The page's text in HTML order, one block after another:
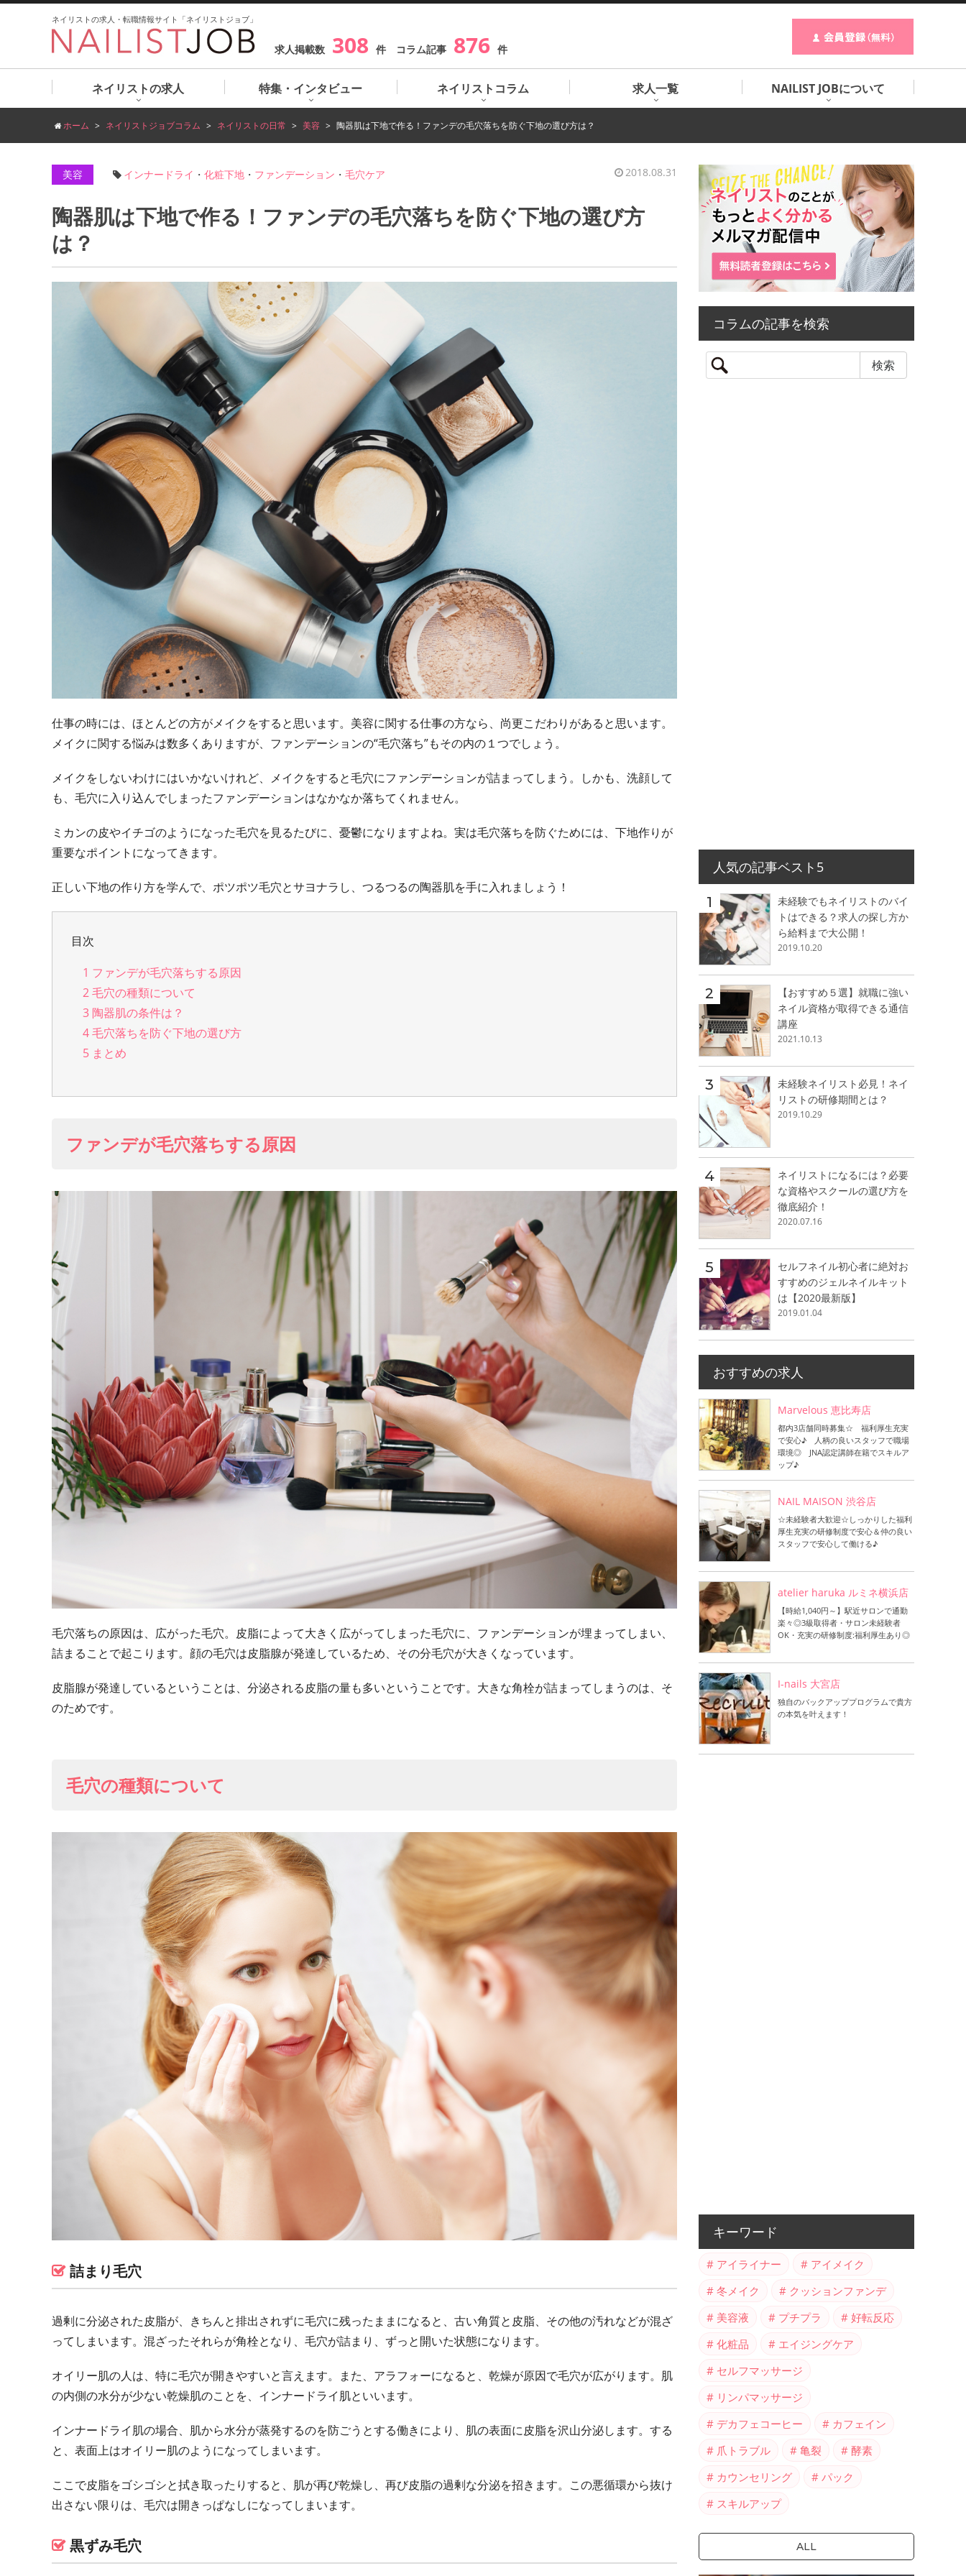
ネイリストの求人・転職情報サイト「ネイリストジョブ」
求人掲載数 308 件 コラム記事 876 件
ネイリストの求人 特集・インタビュー ネイリストコラム 求人一覧 NAILIST JOBについて
ホーム ネイリストジョブコラム ネイリストの日常 美容 陶器肌は下地で作る！ファンデの毛穴落ちを防ぐ下地の選び方は？
美容 インナードライ ・ 化粧下地 ・ ファンデーション ・ 毛穴ケア 2018.08.31
陶器肌は下地で作る！ファンデの毛穴落ちを防ぐ下地の選び方
は？
仕事の時には、ほとんどの方がメイクをすると思います。美容に関する仕事の方なら、尚更こだわりがあると思います。
メイクに関する悩みは数多くありますが、ファンデーションの“毛穴落ち”もその内の１つでしょう。
メイクをしないわけにはいかないけれど、メイクをすると毛穴にファンデーションが詰まってしまう。しかも、洗顔して
も、毛穴に入り込んでしまったファンデーションはなかなか落ちてくれません。
ミカンの皮やイチゴのようになった毛穴を見るたびに、憂鬱になりますよね。実は毛穴落ちを防ぐためには、下地作りが
重要なポイントになってきます。
正しい下地の作り方を学んで、ポツポツ毛穴とサヨナラし、つるつるの陶器肌を手に入れましょう！
目次
1 ファンデが毛穴落ちする原因
2毛穴の種類について
3 陶器肌の条件は？
4毛穴落ちを防ぐ下地の選び方
5 まとめ
ファンデが毛穴落ちする原因
毛穴落ちの原因は、広がった毛穴。皮脂によって大きく広がってしまった毛穴に、ファンデーションが埋まってしまい、
詰まることで起こります。顔の毛穴は皮脂腺が発達しているため、その分毛穴が大きくなっています。
皮脂腺が発達しているということは、分泌される皮脂の量も多いということです。大きな角栓が詰まってしまうのは、そ
のためです。
毛穴の種類について
詰まり毛穴
過剰に分泌された皮脂が、きちんと排出されずに毛穴に残ったままになると、古い角質と皮脂、その他の汚れなどが混ざ
ってしまいます。混ざったそれらが角栓となり、毛穴が詰まり、ずっと開いた状態になります。
オイリー肌の人は、特に毛穴が開きやすいと言えます。また、アラフォーになると、乾燥が原因で毛穴が広がります。肌
の内側の水分が少ない乾燥肌のことを、インナードライ肌といいます。
インナードライ肌の場合、肌から水分が蒸発するのを防ごうとする働きにより、肌の表面に皮脂を沢山分泌します。する
と、表面上はオイリー肌のようになってしまいます。
ここで皮脂をゴシゴシと拭き取ったりすると、肌が再び乾燥し、再び皮脂の過剰な分泌を招きます。この悪循環から抜け
出さない限りは、毛穴は開きっぱなしになってしまいます。
黒ずみ毛穴
コラムの記事を検索
人気の記事ベスト5
未経験でもネイリストのバイ
トはできる？求人の探し方か
ら給料まで大公開！
2019.10.20
【おすすめ５選】就職に強い
ネイル資格が取得できる通信
講座
2021.10.13
未経験ネイリスト必見！ネイ
リストの研修期間とは？
2019.10.29
ネイリストになるには？必要
な資格やスクールの選び方を
徹底紹介！
2020.07.16
セルフネイル初心者に絶対お
すすめのジェルネイルキット
は【2020最新版】
2019.01.04
おすすめの求人
Marvelous 恵比寿店
都内3店舗同時募集☆ 福利厚生充実
で安心♪ 人柄の良いスタッフで職場
環境◎ JNA認定講師在籍でスキルア
ップ♪
NAIL MAISON 渋谷店
☆未経験者大歓迎☆しっかりした福利
厚生充実の研修制度で安心＆仲の良い
スタッフで安心して働ける♪
atelier haruka ルミネ横浜店
【時給1,040円～】駅近サロンで通勤
楽々◎3級取得者・サロン未経験者
OK・充実の研修制度:福利厚生あり◎
I-nails 大宮店
独自のバックアッププログラムで貴方
の本気を叶えます！
キーワード
アイライナー
アイメイク
冬メイク
クッションファンデ
美容液
プチプラ
好転反応
化粧品
エイジングケア
セルフマッサージ
リンパマッサージ
デカフェコーヒー
カフェイン
爪トラブル
亀裂
酵素
カウンセリング
パック
スキルアップ
ALL